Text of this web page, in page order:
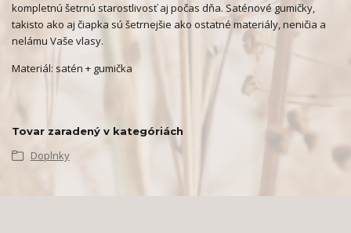
kompletnú šetrnú starostlivosť aj počas dňa. Saténové gumičky,
takisto ako aj čiapka sú šetrnejšie ako ostatné materiály, neničia a
nelámu Vaše vlasy.
Materiál: satén + gumička
Tovar zaradený v kategóriách
Doplnky